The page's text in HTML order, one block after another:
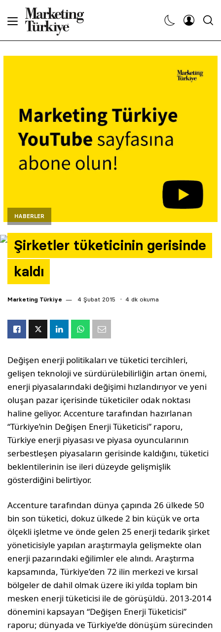
HABERLER
Şirketler tüketicinin gerisinde
kaldı
Marketing Türkiye 4 Şubat 2015 4 dk okuma
Değişen enerji politikaları ve tüketici tercihleri,
gelişen teknoloji ve sürdürülebilirliğin artan önemi,
enerji piyasalarındaki değişimi hızlandırıyor ve yeni
oluşan pazar içerisinde tüketiciler odak noktası
haline geliyor. Accenture tarafından hazırlanan
“Türkiye’nin Değişen Enerji Tüketicisi” raporu,
Türkiye enerji piyasası ve piyasa oyuncularının
serbestleşen piyasaların gerisinde kaldığını, tüketici
beklentilerinin ise ileri düzeyde gelişmişlik
gösterdiğini belirtiyor.
Accenture tarafından dünya çapında 26 ülkede 50
bin son tüketici, dokuz ülkede 2 bin küçük ve orta
ölçekli işletme ve önde gelen 25 enerji tedarik şirket
yöneticisiyle yapılan araştırmayla gelişmekte olan
enerji pazarındaki eğilimler ele alındı. Araştırma
kapsamında, Türkiye’den 72 ilin merkezi ve kırsal
bölgeler de dahil olmak üzere iki yılda toplam bin
mesken enerji tüketicisi ile de görüşüldü. 2013-2014
dönemini kapsayan “Değişen Enerji Tüketicisi”
raporu; dünyada ve Türkiye’de dönüşüm sürecinden
Dergiler
Etkinlikler
Yazarlar
Araştırma